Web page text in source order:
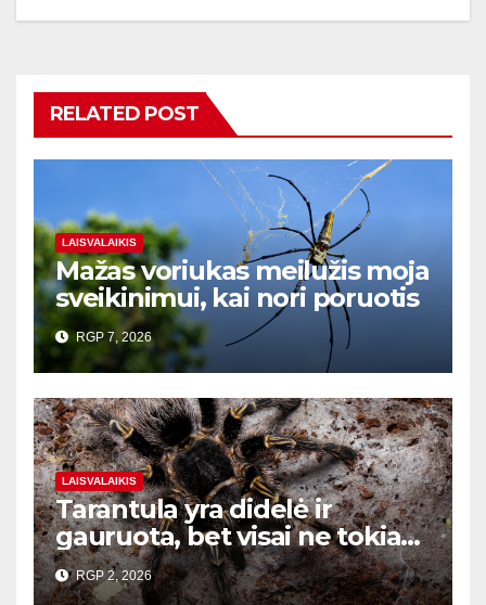
RELATED POST
LAISVALAIKIS
Mažas voriukas meilužis moja
sveikinimui, kai nori poruotis
RGP 7, 2026
LAISVALAIKIS
Tarantula yra didelė ir
gauruota, bet visai ne tokia
baisi
RGP 2, 2026